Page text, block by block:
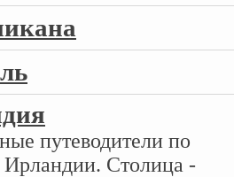
путеводители по
Ирландии. Столица -